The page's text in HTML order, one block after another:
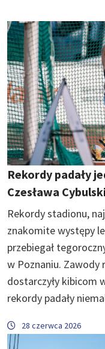
Rekordy padały
Czesława
Rekordy stadionu,
znakomite występy
przebiegał
w Poznaniu. Zawody
dostarczyły kibicom
rekordy padały
28 czerwca 2026